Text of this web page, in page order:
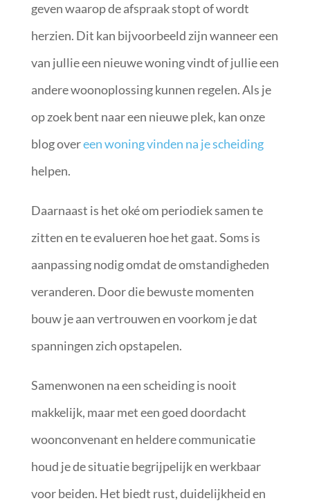
geven waarop de afspraak stopt of wordt
herzien. Dit kan bijvoorbeeld zijn wanneer een
van jullie een nieuwe woning vindt of jullie een
andere woonoplossing kunnen regelen. Als je
op zoek bent naar een nieuwe plek, kan onze
blog overeen woning vinden na je scheiding
helpen.
Daarnaast is het oké om periodiek samen te
zitten en te evalueren hoe het gaat. Soms is
aanpassing nodig omdat de omstandigheden
veranderen. Door die bewuste momenten
bouw je aan vertrouwen en voorkom je dat
spanningen zich opstapelen.
Samenwonen na een scheiding is nooit
makkelijk, maar met een goed doordacht
woonconvenant en heldere communicatie
houd je de situatie begrijpelijk en werkbaar
voor beiden. Het biedt rust, duidelijkheid en